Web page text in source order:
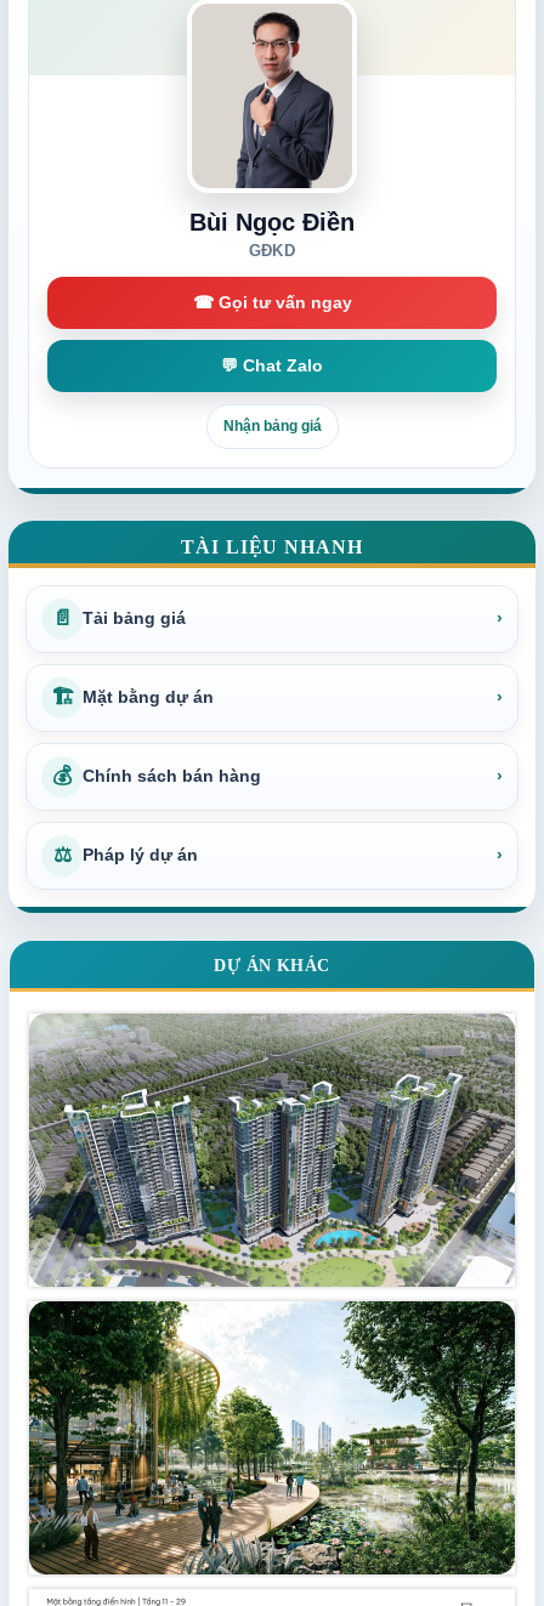
Bùi Ngọc Điền
GĐKD
☎ Gọi tư vấn ngay
💬 Chat Zalo
Nhận bảng giá
TÀI LIỆU NHANH
📄 Tải bảng giá ›
🏗 Mặt bằng dự án ›
💰 Chính sách bán hàng ›
⚖ Pháp lý dự án ›
DỰ ÁN KHÁC